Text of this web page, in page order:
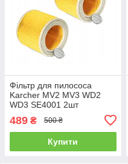
Фільтр для пилососа
Karcher MV2 MV3 WD2
WD3 SE4001 2шт
489 ₴ 500 ₴
Купити